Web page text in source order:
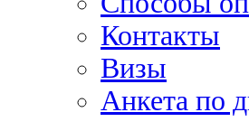
Контакты
Визы
Анкета по